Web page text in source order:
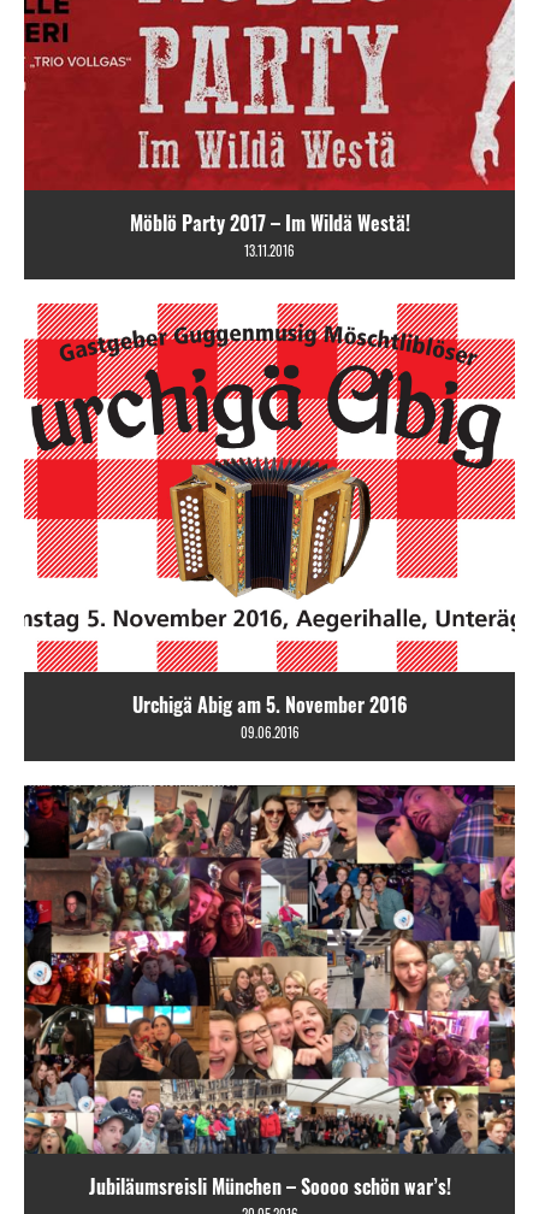
Möblö Party 2017 – Im Wildä Westä!
13.11.2016
Urchigä Abig am 5. November 2016
09.06.2016
Jubiläumsreisli München – Soooo schön war’s!